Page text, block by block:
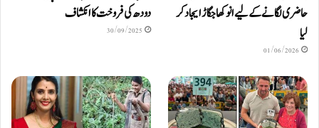
حاضری لگانے کے لیے انوکھا جگاڑ ایجاد کر
لیا
01/06/2026
دودھ کی فروخت کا انکشاف
30/09/2025